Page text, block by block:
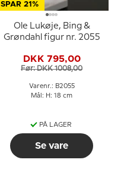
SPAR 21%
Ole Lukøje, Bing &
Grøndahl figur nr. 2055
DKK 795,00
Før: DKK 1008,00
Varenr.: B2055
Mål: H: 18 cm
PÅ LAGER
Se vare